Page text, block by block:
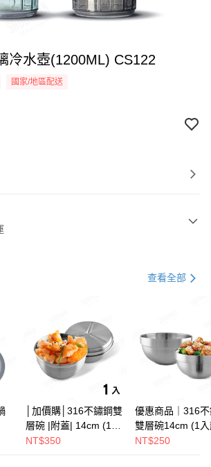
晶菱漫步｜玻璃冷水壺(1200ML) CS122
國家/地區配送
查看全部
│加價購│316不鏽鋼雙
層碗 |附蓋| 14cm (1入
散裝) SG0141
NT$350
優惠商品｜316
雙層碗14cm (1
SG0140
NT$250